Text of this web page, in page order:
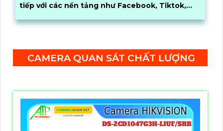
tiếp với các nền tảng như Facebook, Tiktok,
YouTube thông qua ứng dụng
CAMERA QUAN SÁT CHẤT LƯỢNG